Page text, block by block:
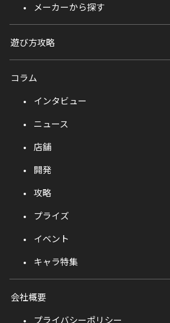
メーカーから探す
遊び方攻略
コラム
インタビュー
ニュース
店舗
開発
攻略
プライズ
イベント
キャラ特集
会社概要
プライバシーポリシー